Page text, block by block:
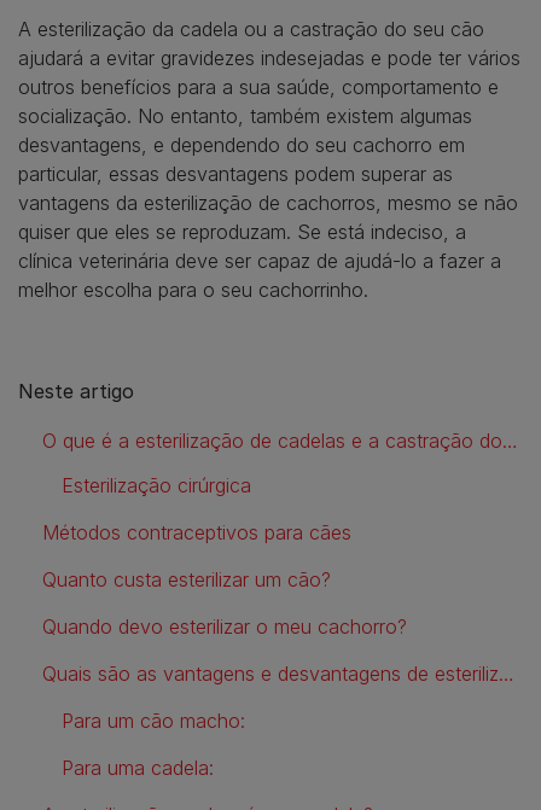
A esterilização da cadela ou a castração do seu cão
ajudará a evitar gravidezes indesejadas e pode ter vários
outros benefícios para a sua saúde, comportamento e
socialização. No entanto, também existem algumas
desvantagens, e dependendo do seu cachorro em
particular, essas desvantagens podem superar as
vantagens da esterilização de cachorros, mesmo se não
quiser que eles se reproduzam. Se está indeciso, a
clínica veterinária deve ser capaz de ajudá-lo a fazer a
melhor escolha para o seu cachorrinho.
Neste artigo
O que é a esterilização de cadelas e a castração do cão?
Esterilização cirúrgica
Métodos contraceptivos para cães
Quanto custa esterilizar um cão?
Quando devo esterilizar o meu cachorro?
Quais são as vantagens e desvantagens de esterilizar o meu cachorro?
Para um cão macho:
Para uma cadela: